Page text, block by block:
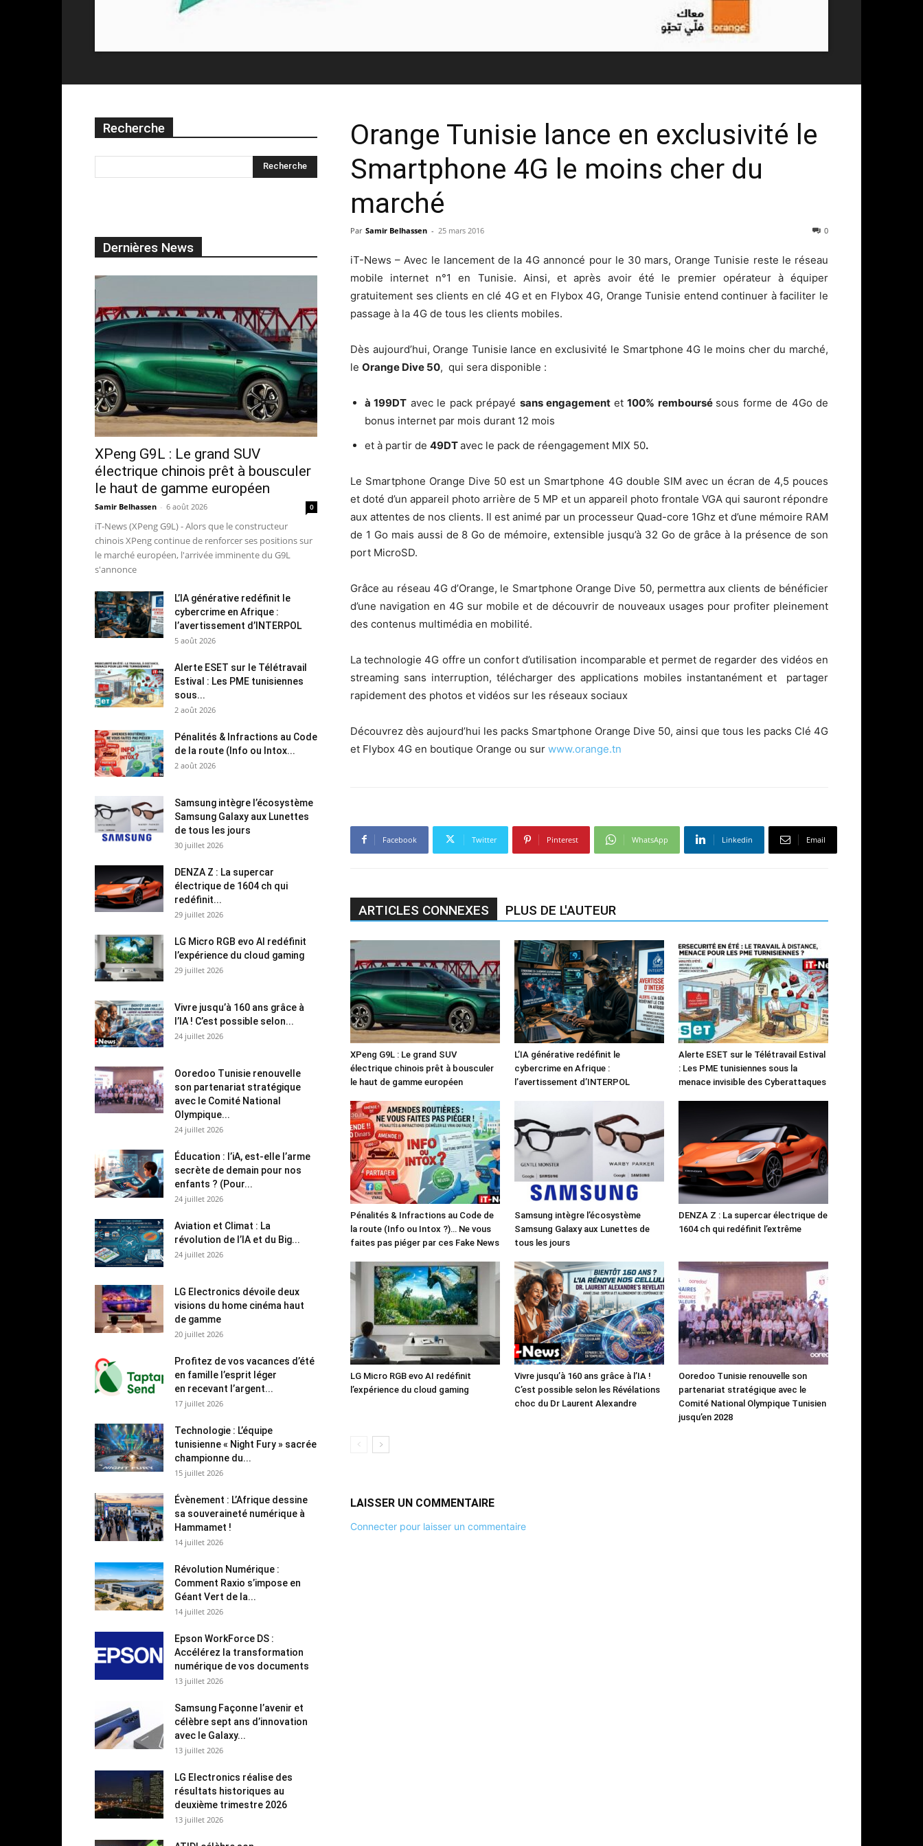
Orange Tunisie lance en exclusivité le
Smartphone 4G le moins cher du
marché
Par Samir Belhassen - 25 mars 2016 0
iT-News – Avec le lancement de la 4G annoncé pour le 30 mars, Orange Tunisie reste le réseau
mobile internet n°1 en Tunisie. Ainsi, et après avoir été le premier opérateur à équiper
gratuitement ses clients en clé 4G et en Flybox 4G, Orange Tunisie entend continuer à faciliter le
passage à la 4G de tous les clients mobiles.
Dès aujourd’hui, Orange Tunisie lance en exclusivité le Smartphone 4G le moins cher du marché,
le Orange Dive 50, qui sera disponible :
à 199DT avec le pack prépayé sans engagement et100% remboursé sous forme de 4Go de
bonus internet par mois durant 12 mois
et à partir de 49DTavec le pack de réengagement MIX 50.
Le Smartphone Orange Dive 50 est un Smartphone 4G double SIM avec un écran de 4,5 pouces
et doté d’un appareil photo arrière de 5 MP et un appareil photo frontale VGA qui sauront répondre
aux attentes de nos clients. Il est animé par un processeur Quad-core 1Ghz et d’une mémoire RAM
de 1 Go mais aussi de 8 Go de mémoire, extensible jusqu’à 32 Go de grâce à la présence de son
port MicroSD.
Grâce au réseau 4G d’Orange, le Smartphone Orange Dive 50, permettra aux clients de bénéficier
d’une navigation en 4G sur mobile et de découvrir de nouveaux usages pour profiter pleinement
des contenus multimédia en mobilité.
La technologie 4G offre un confort d’utilisation incomparable et permet de regarder des vidéos en
streaming sans interruption, télécharger des applications mobiles instantanément et partager
rapidement des photos et vidéos sur les réseaux sociaux
Découvrez dès aujourd’hui les packs Smartphone Orange Dive 50, ainsi que tous les packs Clé 4G
et Flybox 4G en boutique Orange ou sur www.orange.tn
Facebook Twitter Pinterest WhatsApp Linkedin Email
ARTICLES CONNEXES PLUS DE L'AUTEUR
XPeng G9L : Le grand SUV
électrique chinois prêt à bousculer
le haut de gamme européen
L’IA générative redéfinit le
cybercrime en Afrique :
l’avertissement d’INTERPOL
Alerte ESET sur le Télétravail Estival
: Les PME tunisiennes sous la
menace invisible des Cyberattaques
Pénalités & Infractions au Code de
la route (Info ou Intox ?)… Ne vous
faites pas piéger par ces Fake News
Samsung intègre l’écosystème
Samsung Galaxy aux Lunettes de
tous les jours
DENZA Z : La supercar électrique de
1604 ch qui redéfinit l’extrême
LG Micro RGB evo AI redéfinit
l’expérience du cloud gaming
Vivre jusqu’à 160 ans grâce à l’IA !
C’est possible selon les Révélations
choc du Dr Laurent Alexandre
Ooredoo Tunisie renouvelle son
partenariat stratégique avec le
Comité National Olympique Tunisien
jusqu’en 2028
LAISSER UN COMMENTAIRE
Connecter pour laisser un commentaire
Recherche
Dernières News
XPeng G9L : Le grand SUV
électrique chinois prêt à bousculer
le haut de gamme européen
Samir Belhassen - 6 août 2026 0
iT-News (XPeng G9L) - Alors que le constructeur
chinois XPeng continue de renforcer ses positions sur
le marché européen, l'arrivée imminente du G9L
s'annonce
L’IA générative redéfinit le
cybercrime en Afrique :
l’avertissement d’INTERPOL
5 août 2026
Alerte ESET sur le Télétravail
Estival : Les PME tunisiennes
sous...
2 août 2026
Pénalités & Infractions au Code
de la route (Info ou Intox...
2 août 2026
Samsung intègre l’écosystème
Samsung Galaxy aux Lunettes
de tous les jours
30 juillet 2026
DENZA Z : La supercar
électrique de 1604 ch qui
redéfinit...
29 juillet 2026
LG Micro RGB evo AI redéfinit
l’expérience du cloud gaming
29 juillet 2026
Vivre jusqu’à 160 ans grâce à
l’IA ! C’est possible selon...
24 juillet 2026
Ooredoo Tunisie renouvelle
son partenariat stratégique
avec le Comité National
Olympique...
24 juillet 2026
Éducation : l’iA, est-elle l’arme
secrète de demain pour nos
enfants ? (Pour...
24 juillet 2026
Aviation et Climat : La
révolution de l’IA et du Big...
24 juillet 2026
LG Electronics dévoile deux
visions du home cinéma haut
de gamme
20 juillet 2026
Profitez de vos vacances d’été
en famille l’esprit léger
en recevant l’argent...
17 juillet 2026
Technologie : L’équipe
tunisienne « Night Fury » sacrée
championne du...
15 juillet 2026
Évènement : L’Afrique dessine
sa souveraineté numérique à
Hammamet !
14 juillet 2026
Révolution Numérique :
Comment Raxio s’impose en
Géant Vert de la...
14 juillet 2026
Epson WorkForce DS :
Accélérez la transformation
numérique de vos documents
13 juillet 2026
Samsung Façonne l’avenir et
célèbre sept ans d’innovation
avec le Galaxy...
13 juillet 2026
LG Electronics réalise des
résultats historiques au
deuxième trimestre 2026
13 juillet 2026